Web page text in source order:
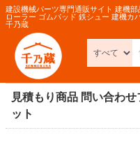
建設機械パーツ専門通販サイト 建機部
ローラー ゴムパッド 鉄シュー 建機カ
千乃蔵
見積もり商品 問い合わ
ット